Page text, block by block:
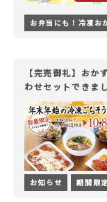
お弁当にも！冷凍お
【完売御礼】おか
わせセットできま
お知らせ 期間限定